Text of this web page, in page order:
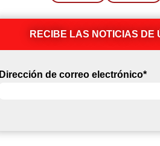
RECIBE LAS NOTICIAS DE
Dirección de correo electrónico*